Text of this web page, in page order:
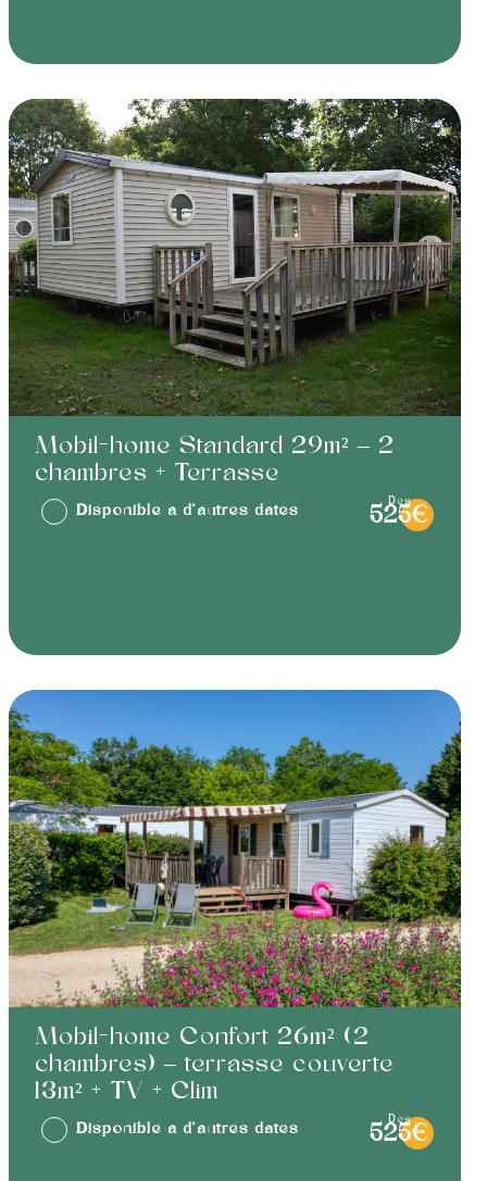
Mobil-home Standard 29m² – 2
chambres + Terrasse
Disponible à d'autres dates
dès
525€
Mobil-home Confort 26m² (2
chambres) – terrasse couverte
13m² + TV + Clim
Disponible à d'autres dates
dès
525€